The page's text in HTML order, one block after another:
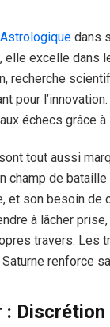
dans
elle excelle dans
recherche
pour
échecs grâce à
tout aussi
champ de
et son besoin de
à lâcher
travers. Les
renforce
: